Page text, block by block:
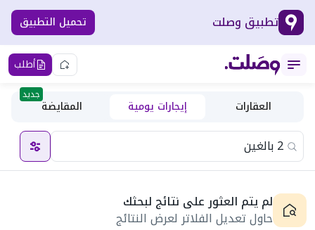
تطبيق وصلت تحميل التطبيق
أطلب
العقارات إيجارات يومية المقايضة
جديد
لم يتم العثور على نتائج لبحثك
حاول تعديل الفلاتر لعرض النتائج